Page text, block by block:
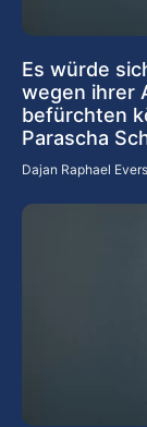
Es würde
wegen ihrer
befürchten
Parascha
Dajan Raphael Evers